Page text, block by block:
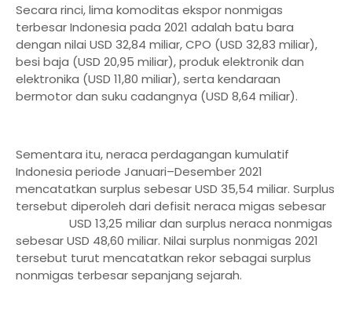
Secara rinci, lima komoditas ekspor nonmigas
terbesar Indonesia pada 2021 adalah batu bara
dengan nilai USD 32,84 miliar, CPO (USD 32,83 miliar),
besi baja (USD 20,95 miliar), produk elektronik dan
elektronika (USD 11,80 miliar), serta kendaraan
bermotor dan suku cadangnya (USD 8,64 miliar).
Sementara itu, neraca perdagangan kumulatif
Indonesia periode Januari–Desember 2021
mencatatkan surplus sebesar USD 35,54 miliar. Surplus
tersebut diperoleh dari defisit neraca migas sebesar
USD 13,25 miliar dan surplus neraca nonmigas
sebesar USD 48,60 miliar. Nilai surplus nonmigas 2021
tersebut turut mencatatkan rekor sebagai surplus
nonmigas terbesar sepanjang sejarah.